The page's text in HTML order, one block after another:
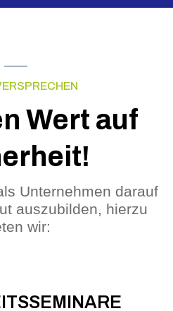
Wert auf
Unternehmen darauf
auszubilden, hierzu
wir: